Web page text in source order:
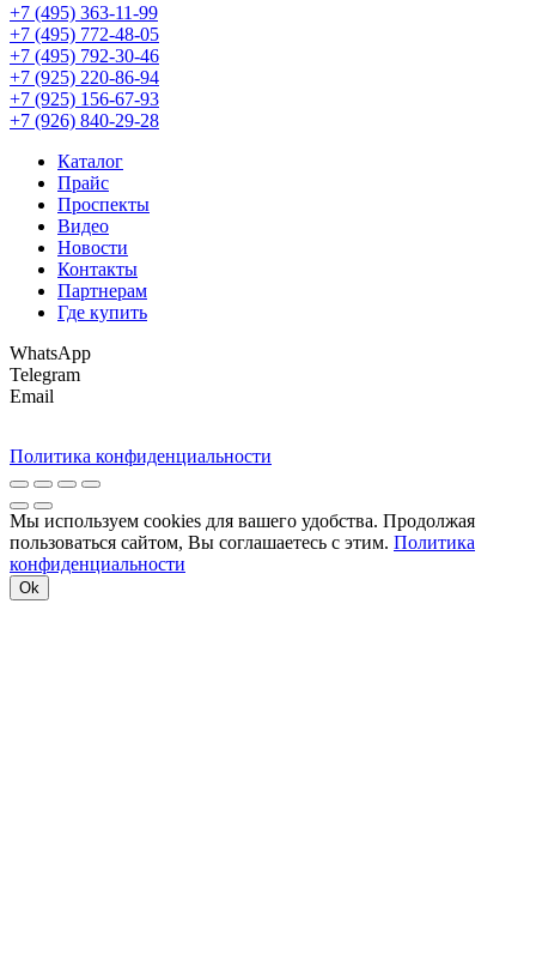
+7 (495) 363-11-99
+7 (495) 772-48-05
+7 (495) 792-30-46
+7 (925) 220-86-94
+7 (925) 156-67-93
+7 (926) 840-29-28
Каталог
Прайс
Проспекты
Видео
Новости
Контакты
Партнерам
Где купить
WhatsApp
Telegram
Email
Политика конфиденциальности
Мы используем cookies для вашего удобства. Продолжая
пользоваться сайтом, Вы соглашаетесь с этим. Политика
конфиденциальности
Ok